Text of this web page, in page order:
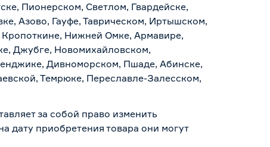
Пионерском, Светлом, Гвардейске,
Азово, Гауфе, Таврическом, Иртышском,
Кропоткине, Нижней Омке, Армавире,
Джубге, Новомихайловском,
Дивноморском, Пшаде, Абинске,
Темрюке, Переславле-Залесском,
за собой право изменить
дату приобретения товара они могут